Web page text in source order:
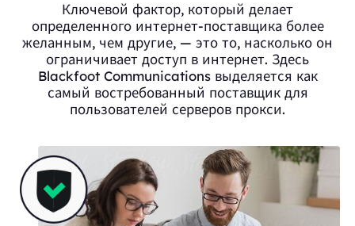
Ключевой фактор, который делает
определенного интернет-поставщика более
желанным, чем другие, — это то, насколько он
ограничивает доступ в интернет. Здесь
Blackfoot Communications выделяется как
самый востребованный поставщик для
пользователей серверов прокси.